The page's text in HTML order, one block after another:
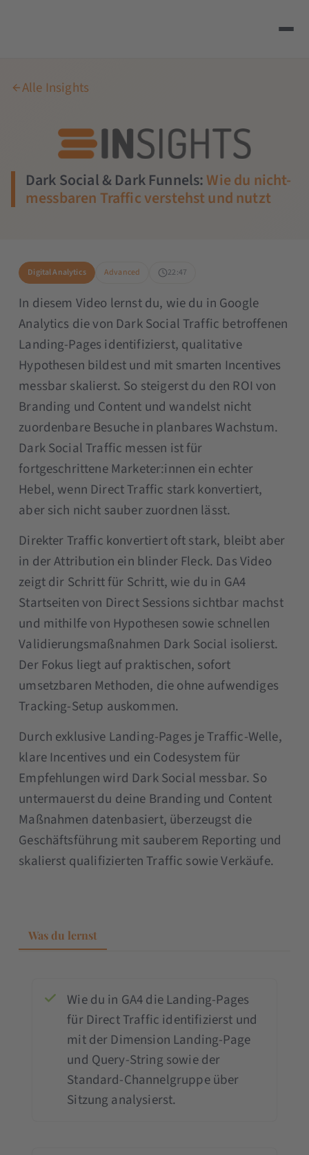
Alle Insights
Dark Social & Dark Funnels:Wie du nicht-
messbaren Traffic verstehst und nutzt
Digital Analytics Advanced 22:47
In diesem Video lernst du, wie du in Google
Analytics die von Dark Social Traffic betroffenen
Landing-Pages identifizierst, qualitative
Hypothesen bildest und mit smarten Incentives
messbar skalierst. So steigerst du den ROI von
Branding und Content und wandelst nicht
zuordenbare Besuche in planbares Wachstum.
Dark Social Traffic messen ist für
fortgeschrittene Marketer:innen ein echter
Hebel, wenn Direct Traffic stark konvertiert,
aber sich nicht sauber zuordnen lässt.
Direkter Traffic konvertiert oft stark, bleibt aber
in der Attribution ein blinder Fleck. Das Video
zeigt dir Schritt für Schritt, wie du in GA4
Startseiten von Direct Sessions sichtbar machst
und mithilfe von Hypothesen sowie schnellen
Validierungsmaßnahmen Dark Social isolierst.
Der Fokus liegt auf praktischen, sofort
umsetzbaren Methoden, die ohne aufwendiges
Tracking-Setup auskommen.
Durch exklusive Landing-Pages je Traffic-Welle,
klare Incentives und ein Codesystem für
Empfehlungen wird Dark Social messbar. So
untermauerst du deine Branding und Content
Maßnahmen datenbasiert, überzeugst die
Geschäftsführung mit sauberem Reporting und
skalierst qualifizierten Traffic sowie Verkäufe.
Was du lernst
Wie du in GA4 die Landing-Pages
für Direct Traffic identifizierst und
mit der Dimension Landing-Page
und Query-String sowie der
Standard-Channelgruppe über
Sitzung analysierst.